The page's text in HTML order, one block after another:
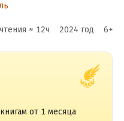
≈ 12ч 2024 год 6+
от 1 месяца